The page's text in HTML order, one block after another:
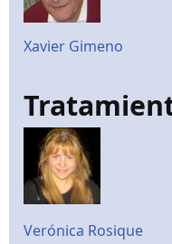
Xavier Gimeno
Verónica Rosique